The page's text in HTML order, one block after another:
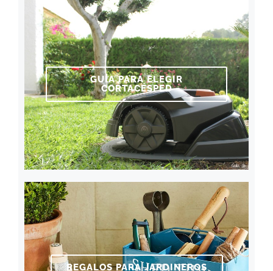
GUÍA PARA ELEGIR
CORTACÉSPED
REGALOS PARA JARDINEROS